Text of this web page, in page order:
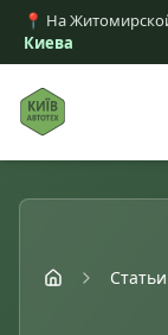
📍 На
Киева
Статьи